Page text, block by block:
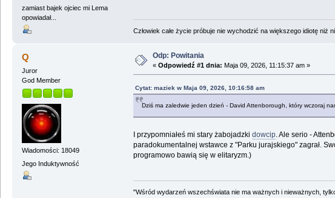
zamiast bajek ojciec mi Lema
opowiadał...
Człowiek całe życie próbuje nie wychodzić na większego idiotę
Q
Juror
God Member
Wiadomości: 18049
Jego Induktywność
Odp: Powitania
« Odpowiedź #1 dnia: Maja 09, 2026, 11:15:37 am »
Cytat: maziek w Maja 09, 2026, 10:16:58 am
Dziś ma zaledwie jeden dzień - David Attenborough, który wczoraj
I przypomniałeś mi stary żabojadzki dowcip. Ale serio -
paradokumentalnej wstawce z "Parku jurajskiego" zagrał.
programowo bawią się w elitaryzm.)
"Wśród wydarzeń wszechświata nie ma ważnych i nieważnych,